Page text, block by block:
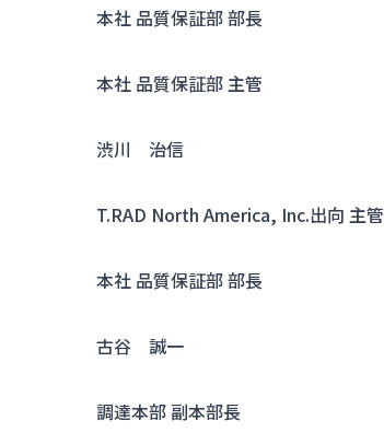
本社 品質保証部 部長
本社 品質保証部 主管
渋川 治信
T.RAD North America, Inc.出向 主管
本社 品質保証部 部長
古谷 誠一
調達本部 副本部長